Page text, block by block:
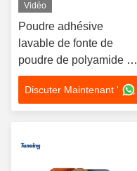
Vidéo
Poudre adhésive
lavable de fonte de
poudre de polyamide de
90 degrés pour
l'impression de transfert
de chaleur
Discuter Maintenant '